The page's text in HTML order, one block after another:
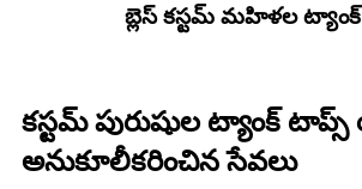
బ్లెస్ కస్టమ్ మహిళల
కస్టమ్ పురుషుల ట్యాంక్
అనుకూలీకరించిన సేవలు